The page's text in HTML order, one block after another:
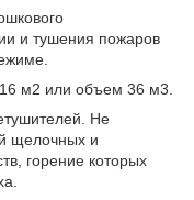
и тушения пожаров
м2 или объем 36 м3
Не
щелочных и
горение которых